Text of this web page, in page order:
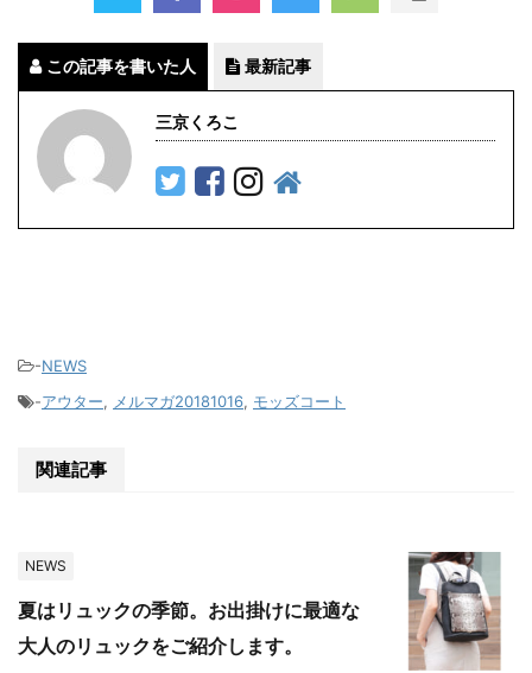
この記事を書いた人 最新記事
三京くろこ
-NEWS
-アウター, メルマガ20181016, モッズコート
関連記事
NEWS
夏はリュックの季節。お出掛けに最適な
大人のリュックをご紹介します。